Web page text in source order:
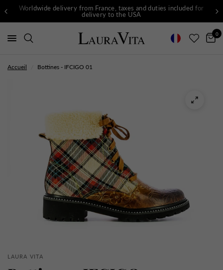
Worldwide delivery from France, taxes and duties included for
delivery to the USA
0
Accueil Bottines - IFCIGO 01
LAURA VITA